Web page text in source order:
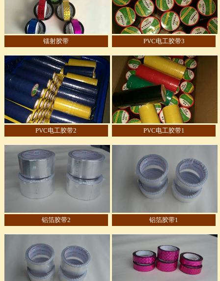
镭射胶带 PVC电工胶带3
PVC电工胶带2 PVC电工胶带1
铝箔胶带2 铝箔胶带1